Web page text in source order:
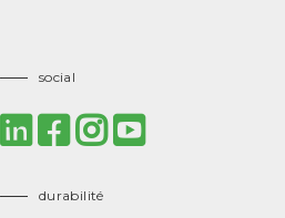
social
durabilité